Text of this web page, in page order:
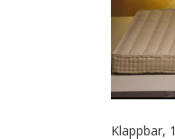
Klappbar,